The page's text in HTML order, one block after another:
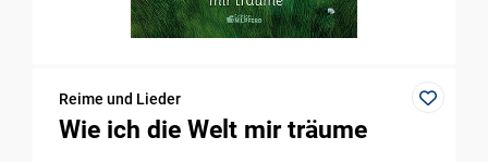
Reime und Lieder
Wie ich die Welt mir träume